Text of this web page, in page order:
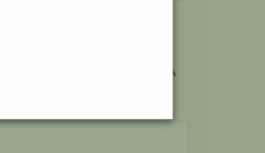
INFORMAZIONI SULL'OPERA